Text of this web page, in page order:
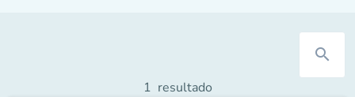
search
1 resultado